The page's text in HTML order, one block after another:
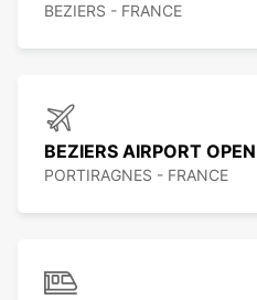
BEZIERS - FRANCE
BEZIERS AIRPORT
PORTIRAGNES - FRANCE